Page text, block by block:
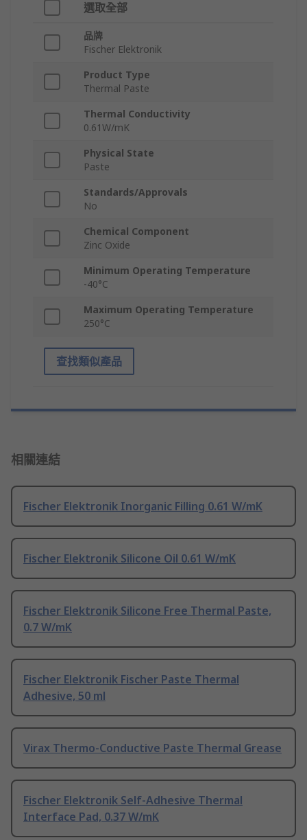
選取全部
品牌
Fischer Elektronik
Product Type
Thermal Paste
Thermal Conductivity
0.61W/mK
Physical State
Paste
Standards/Approvals
No
Chemical Component
Zinc Oxide
Minimum Operating Temperature
-40°C
Maximum Operating Temperature
250°C
查找類似產品
相關連結
Fischer Elektronik Inorganic Filling 0.61 W/mK
Fischer Elektronik Silicone Oil 0.61 W/mK
Fischer Elektronik Silicone Free Thermal Paste,
0.7 W/mK
Fischer Elektronik Fischer Paste Thermal
Adhesive, 50 ml
Virax Thermo-Conductive Paste Thermal Grease
Fischer Elektronik Self-Adhesive Thermal
Interface Pad, 0.37 W/mK